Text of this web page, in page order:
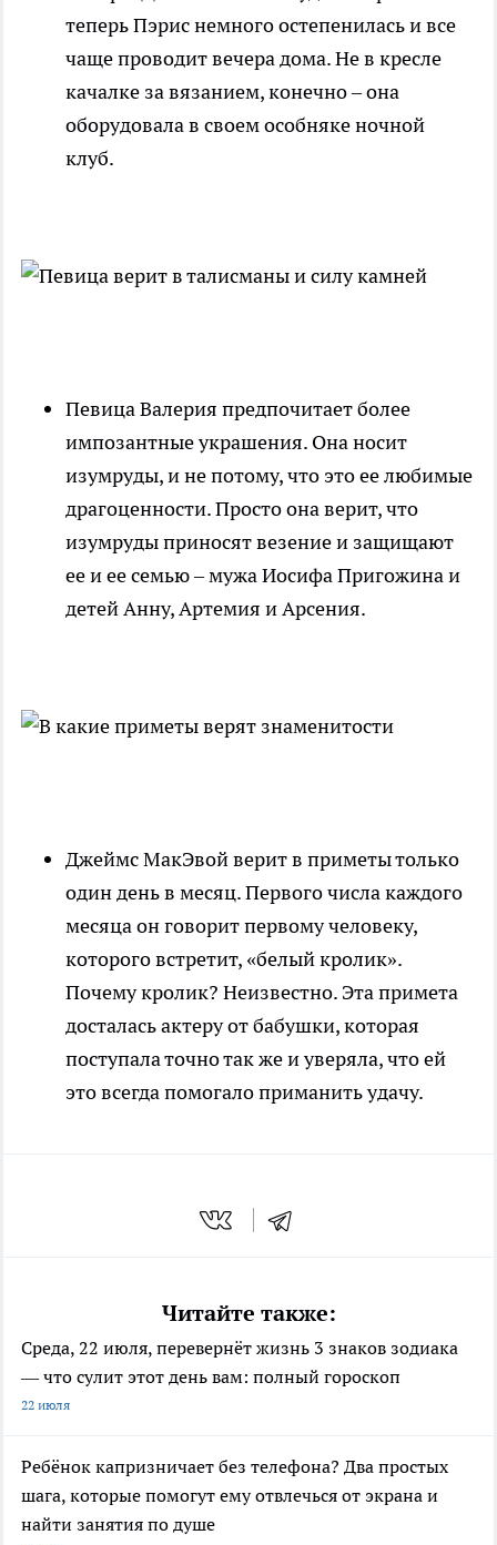
теперь Пэрис немного остепенилась и все
чаще проводит вечера дома. Не в кресле
качалке за вязанием, конечно – она
оборудовала в своем особняке ночной
клуб.
Певица Валерия предпочитает более
импозантные украшения. Она носит
изумруды, и не потому, что это ее любимые
драгоценности. Просто она верит, что
изумруды приносят везение и защищают
ее и ее семью – мужа Иосифа Пригожина и
детей Анну, Артемия и Арсения.
Джеймс МакЭвой верит в приметы только
один день в месяц. Первого числа каждого
месяца он говорит первому человеку,
которого встретит, «белый кролик».
Почему кролик? Неизвестно. Эта примета
досталась актеру от бабушки, которая
поступала точно так же и уверяла, что ей
это всегда помогало приманить удачу.
Читайте также:
Среда, 22 июля, перевернёт жизнь 3 знаков зодиака
— что сулит этот день вам: полный гороскоп
22 июля
Ребёнок капризничает без телефона? Два простых
шага, которые помогут ему отвлечься от экрана и
найти занятия по душе